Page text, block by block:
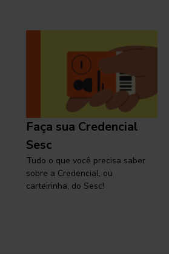
Faça sua Credencial
Sesc
Tudo o que você precisa saber
sobre a Credencial, ou
carteirinha, do Sesc!